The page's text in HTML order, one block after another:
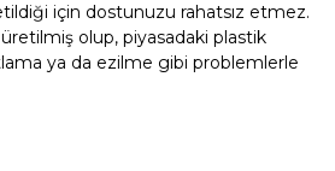
için dostunuzu rahatsız etmez.
olup, piyasadaki plastik
ya da ezilme gibi problemlerle